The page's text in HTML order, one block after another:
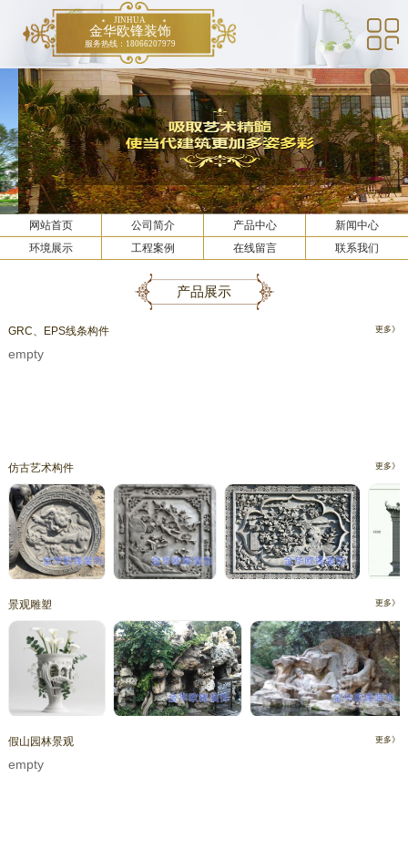
JINHUA
金华欧锋装饰
服务热线：18066207979
网站首页 公司简介 产品中心
新闻中心
环境展示
工程案例 在线留言 联系我们
产品展示
GRC、EPS线条构件 更多》
empty
仿古艺术构件 更多》
景观雕塑 更多》
假山园林景观 更多》
empty